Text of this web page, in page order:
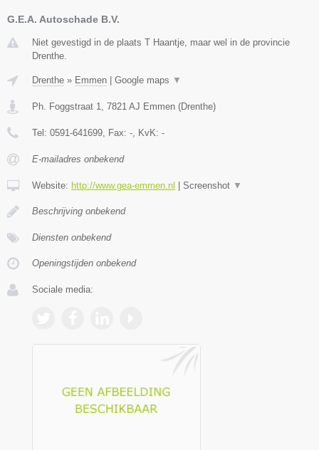
G.E.A. Autoschade B.V.
Niet gevestigd in de plaats T Haantje, maar wel in de provincie
Drenthe.
Drenthe » Emmen | Google maps ▼
Ph. Foggstraat 1 7821 AJ Emmen (Drenthe)
Tel: 0591-641699 , Fax: - , KvK: -
E-mailadres onbekend
Website: http://www.gea-emmen.nl | Screenshot ▼
Beschrijving onbekend
Diensten onbekend
Openingstijden onbekend
Sociale media: